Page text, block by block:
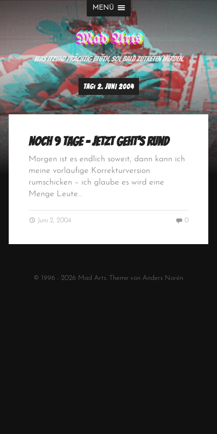
MENÜ
Mad Arts
Was itzund prächtig blüth, sol bald zutreten werden.
TAG:2. JUNI 2004
Noch 9 Tage – jetzt geht’s rund
Morgen ist es endlich soweit, dann kann ich
meine vorläufige Korrekturversion
rumschicken – ich glaube es wird eine
Menge Leute…
Juni 2, 2004 0
© 1996 - 2026 Mad Arts. Theme von Anders Norén.